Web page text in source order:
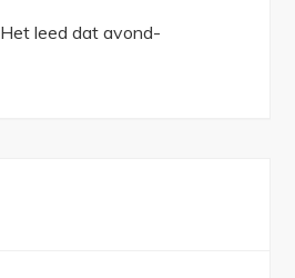
Het leed dat avond-